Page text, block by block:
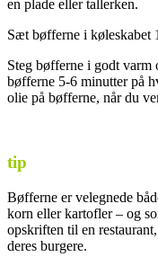
en plade eller tallerken.
Sæt bøfferne i køleskabet
Steg bøfferne i godt
bøfferne 5-6 minutter på
olie på bøfferne, når du
tip
Bøfferne er velegnede
korn eller kartofler – og
opskriften til en
deres burgere.